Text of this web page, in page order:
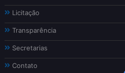
Licitação
Transparência
Secretarias
Contato